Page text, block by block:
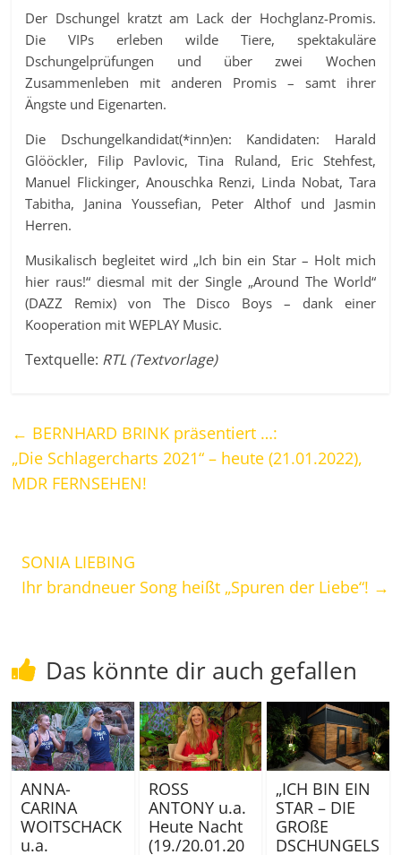
Der Dschungel kratzt am Lack der Hochglanz-Promis.
Die VIPs erleben wilde Tiere, spektakuläre
Dschungelprüfungen und über zwei Wochen
Zusammenleben mit anderen Promis – samt ihrer
Ängste und Eigenarten.
Die Dschungelkandidat(*inn)en: Kandidaten: Harald
Glööckler, Filip Pavlovic, Tina Ruland, Eric Stehfest,
Manuel Flickinger, Anouschka Renzi, Linda Nobat, Tara
Tabitha, Janina Youssefian, Peter Althof und Jasmin
Herren.
Musikalisch begleitet wird „Ich bin ein Star – Holt mich
hier raus!“ diesmal mit der Single „Around The World“
(DAZZ Remix) von The Disco Boys – dank einer
Kooperation mit WEPLAY Music.
Textquelle: RTL (Textvorlage)
← BERNHARD BRINK präsentiert …:
„Die Schlagercharts 2021“ – heute (21.01.2022),
MDR FERNSEHEN!
SONIA LIEBING
Ihr brandneuer Song heißt „Spuren der Liebe“! →
Das könnte dir auch gefallen
ANNA-
CARINA
WOITSCHACK
u.a.
ROSS
ANTONY u.a.
Heute Nacht
(19./20.01.20
„ICH BIN EIN
STAR – DIE
GROßE
DSCHUNGELS